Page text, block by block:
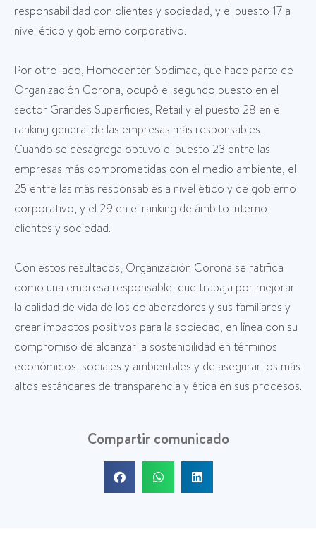
responsabilidad con clientes y sociedad, y el puesto 17 a
nivel ético y gobierno corporativo.
Por otro lado, Homecenter-Sodimac, que hace parte de
Organización Corona, ocupó el segundo puesto en el
sector Grandes Superficies, Retail y el puesto 28 en el
ranking general de las empresas más responsables.
Cuando se desagrega obtuvo el puesto 23 entre las
empresas más comprometidas con el medio ambiente, el
25 entre las más responsables a nivel ético y de gobierno
corporativo, y el 29 en el ranking de ámbito interno,
clientes y sociedad.
Con estos resultados, Organización Corona se ratifica
como una empresa responsable, que trabaja por mejorar
la calidad de vida de los colaboradores y sus familiares y
crear impactos positivos para la sociedad, en línea con su
compromiso de alcanzar la sostenibilidad en términos
económicos, sociales y ambientales y de asegurar los más
altos estándares de transparencia y ética en sus procesos.
Compartir comunicado